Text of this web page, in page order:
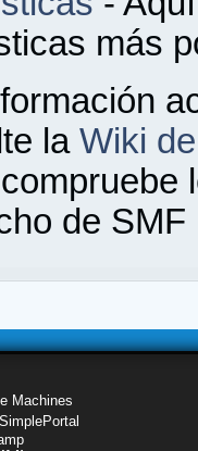
más
la Wiki
de
Machines